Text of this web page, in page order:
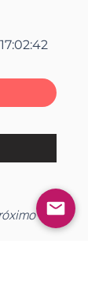
>>